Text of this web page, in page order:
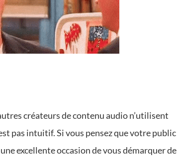
créateurs de contenu audio n’utilisent
pas intuitif. Si vous pensez que votre public
excellente occasion de vous démarquer de